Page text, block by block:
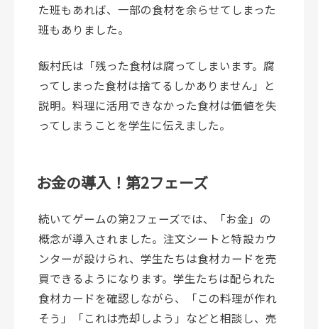
た班もあれば、一部の食材を余らせてしまった
班もありました。
飯村氏は「残った食材は腐ってしまいます。腐
ってしまった食材は捨てるしかありません」と
説明。料理に活用できなかった食材は価値を失
ってしまうことを学生に伝えました。
お金の導入！第2フェーズ
続いてゲームの第2フェーズでは、「お金」の
概念が導入されました。注文シートと特設カウ
ンターが設けられ、学生たちは食材カードを売
買できるようになります。学生たちは配られた
食材カードを確認しながら、「この料理が作れ
そう」「これは売却しよう」などと相談し、売